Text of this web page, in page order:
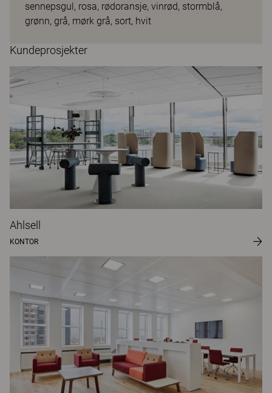
sennepsgul, rosa, rødoransje, vinrød, stormblå,
grønn, grå, mørk grå, sort, hvit
Kundeprosjekter
Ahlsell
KONTOR